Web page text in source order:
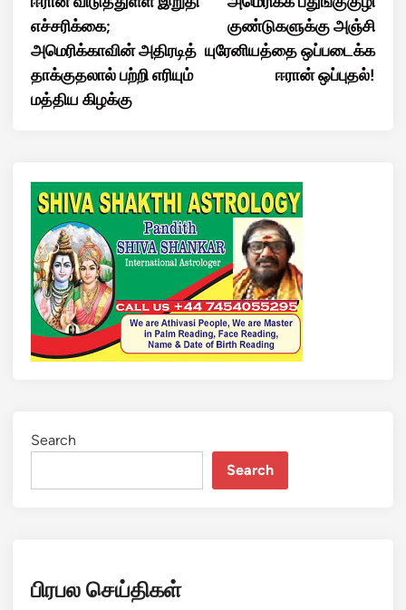
navigation
எச்சரிக்கை;
அமெரிக்காவின் அதிரடித்
தாக்குதலால் பற்றி எரியும்
மத்திய கிழக்கு
குண்டுகளுக்கு அஞ்சி
யுரேனியத்தை ஒப்படைக்க
ஈரான் ஒப்புதல்!
Search
Search
பிரபல செய்திகள்